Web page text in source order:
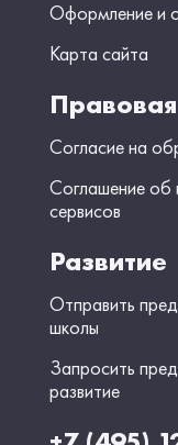
Оформление и
Карта сайта
Согласие на
Соглашение об
сервисов
Развитие
Отправить
школы
Запросить
развитие